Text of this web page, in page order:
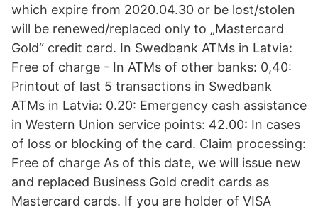
which expire from 2020.04.30 or be lost/stolen
will be renewed/replaced only to „Mastercard
Gold“ credit card. In Swedbank ATMs in Latvia:
Free of charge - In ATMs of other banks: 0,40:
Printout of last 5 transactions in Swedbank
ATMs in Latvia: 0.20: Emergency cash assistance
in Western Union service points: 42.00: In cases
of loss or blocking of the card. Claim processing:
Free of charge As of this date, we will issue new
and replaced Business Gold credit cards as
Mastercard cards. If you are holder of VISA